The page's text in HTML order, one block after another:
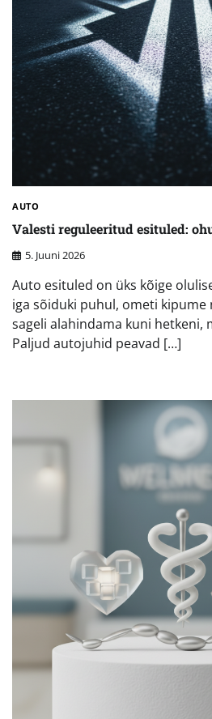
AUTO
Valesti reguleeritud esituled:
5. Juuni 2026
Auto esituled on üks kõige
iga sõiduki puhul, ometi kipume
sageli alahindama kuni hetkeni,
Paljud autojuhid peavad […]